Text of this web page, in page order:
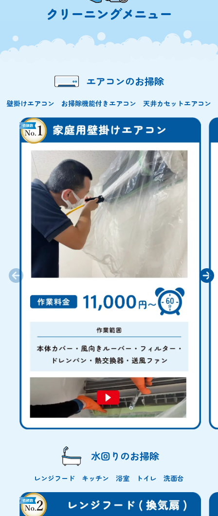
クリーニングメニュー
エアコンのお掃除
壁掛けエアコン お掃除機能付きエアコン 天井カセットエアコン
水回りのお掃除
レンジフード キッチン 浴室 トイレ 洗面台